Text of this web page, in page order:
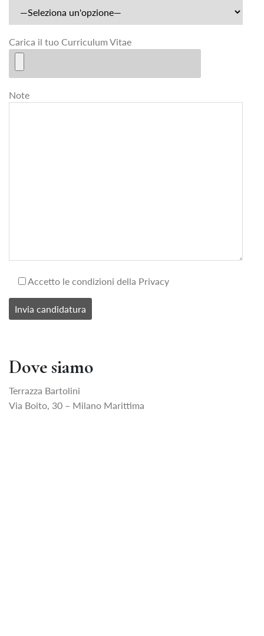
Carica il tuo Curriculum Vitae
Note
Accetto le condizioni della Privacy
Dove siamo
Terrazza Bartolini
Via Boito, 30 – Milano Marittima